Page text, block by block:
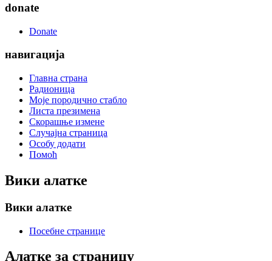
donate
Donate
навигација
Главна страна
Радионица
Моје породично стабло
Листа презимена
Скорашње измене
Случајна страница
Особу додати
Помоћ
Вики алатке
Вики алатке
Посебне странице
Алатке за страницу